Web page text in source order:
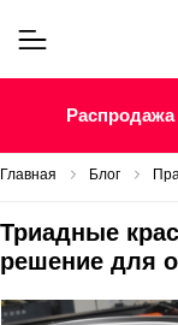
Распродажа
Главная Блог
Триадные
решение для